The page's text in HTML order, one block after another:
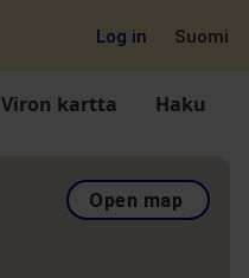
Log in Suomi
Viron kartta Haku
Open map